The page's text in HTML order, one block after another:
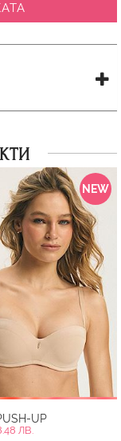
NEW
UP
ЛВ.